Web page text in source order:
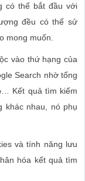
có thể bắt đầu với
đều có thể sử
mong muốn.
vào thứ hạng của
Search nhờ tổng
Kết quả tìm kiếm
khác nhau, nó phụ
và tính năng lưu
hóa kết quả tìm